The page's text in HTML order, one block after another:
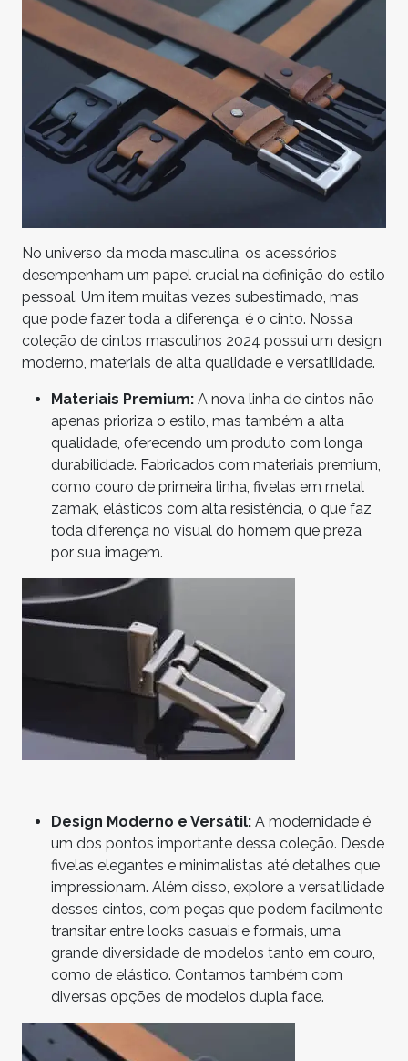
No universo da moda masculina, os acessórios
desempenham um papel crucial na definição do estilo
pessoal. Um item muitas vezes subestimado, mas
que pode fazer toda a diferença, é o cinto. Nossa
coleção de cintos masculinos 2024 possui um design
moderno, materiais de alta qualidade e versatilidade.
Materiais Premium: A nova linha de cintos não
apenas prioriza o estilo, mas também a alta
qualidade, oferecendo um produto com longa
durabilidade. Fabricados com materiais premium,
como couro de primeira linha, fivelas em metal
zamak, elásticos com alta resistência, o que faz
toda diferença no visual do homem que preza
por sua imagem.
Design Moderno e Versátil: A modernidade é
um dos pontos importante dessa coleção. Desde
fivelas elegantes e minimalistas até detalhes que
impressionam. Além disso, explore a versatilidade
desses cintos, com peças que podem facilmente
transitar entre looks casuais e formais, uma
grande diversidade de modelos tanto em couro,
como de elástico. Contamos também com
diversas opções de modelos dupla face.